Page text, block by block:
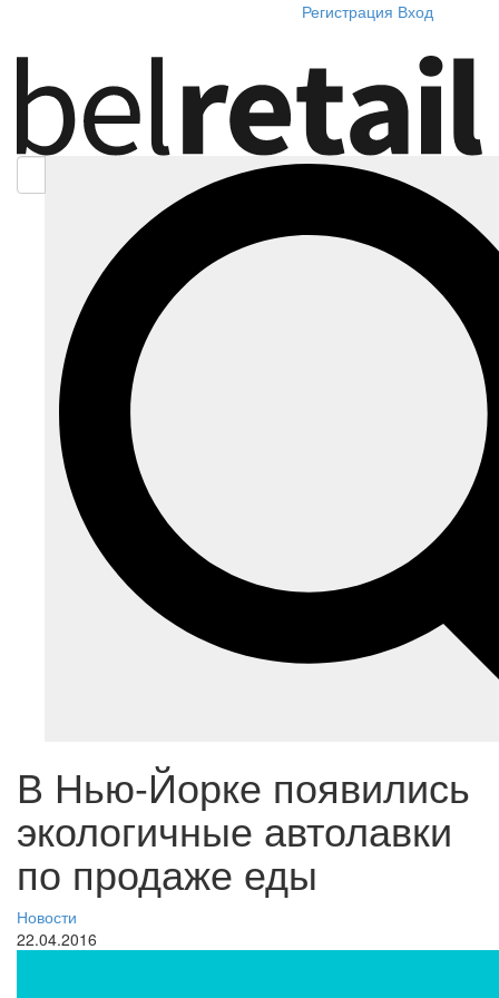
Регистрация Вход
В Нью-Йорке появились
экологичные автолавки
по продаже еды
Новости
22.04.2016